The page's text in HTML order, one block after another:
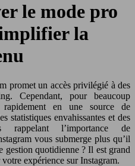
le mode pro
la
promet un accès privilégié à des
Cependant, pour beaucoup
en une source de
statistiques envahissantes et des
rappelant l’importance de
vous submerge plus qu’il
gestion quotidienne ? Il est grand
expérience sur Instagram.